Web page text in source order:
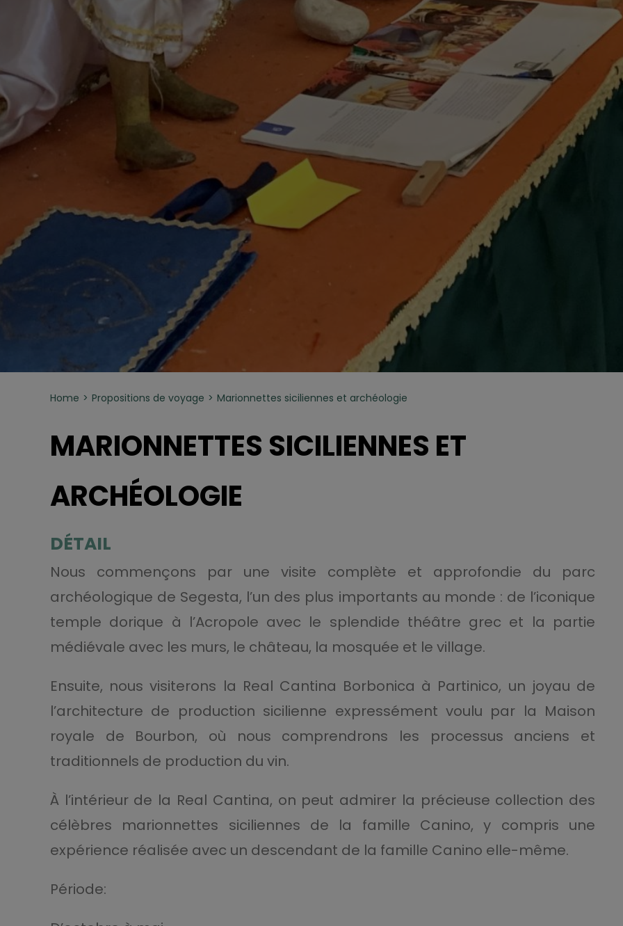
Home Propositions de voyage Marionnettes siciliennes et archéologie
MARIONNETTES SICILIENNES ET
ARCHÉOLOGIE
DÉTAIL
Nous commençons par une visite complète et approfondie du parc
archéologique de Segesta, l’un des plus importants au monde : de l’iconique
temple dorique à l’Acropole avec le splendide théâtre grec et la partie
médiévale avec les murs, le château, la mosquée et le village.
Ensuite, nous visiterons la Real Cantina Borbonica à Partinico, un joyau de
l’architecture de production sicilienne expressément voulu par la Maison
royale de Bourbon, où nous comprendrons les processus anciens et
traditionnels de production du vin.
À l’intérieur de la Real Cantina, on peut admirer la précieuse collection des
célèbres marionnettes siciliennes de la famille Canino, y compris une
expérience réalisée avec un descendant de la famille Canino elle-même.
Période: